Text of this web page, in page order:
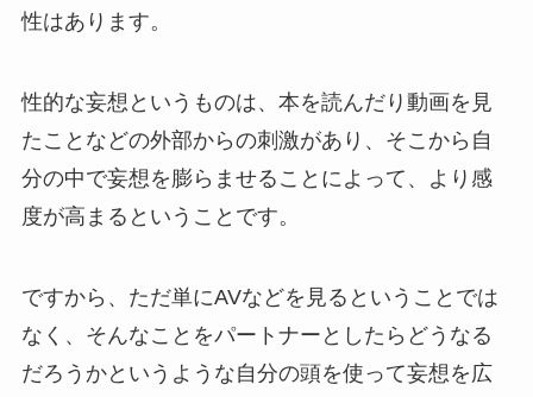
性はあります。
性的な妄想というものは、本を読んだり動画を見
たことなどの外部からの刺激があり、そこから自
分の中で妄想を膨らませることによって、より感
度が高まるということです。
ですから、ただ単にAVなどを見るということでは
なく、そんなことをパートナーとしたらどうなる
だろうかというような自分の頭を使って妄想を広